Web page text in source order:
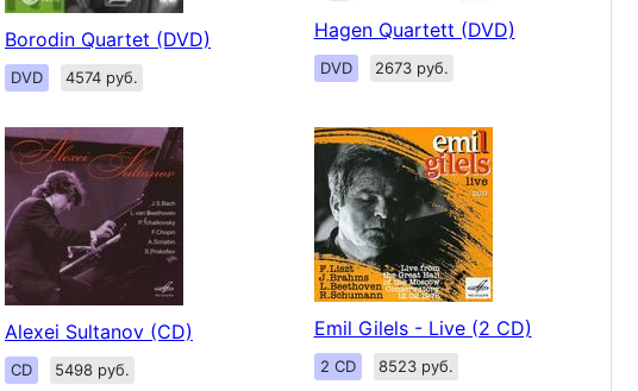
Borodin Quartet (DVD)
DVD 4574 руб.
Hagen Quartett (DVD)
DVD 2673 руб.
Alexei Sultanov (CD)
CD 5498 руб.
Emil Gilels - Live (2 CD)
2 CD 8523 руб.